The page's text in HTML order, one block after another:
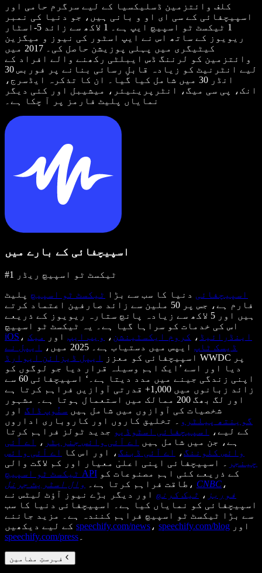
کلف وائتزمین ڈسلیکسیا کے لیے سرگرم حامی اور
اسپیچفائی کے سی ای او و بانی ہیں، جو دنیا کی نمبر
1 ٹیکسٹ ٹو اسپیچ ایپ ہے۔ 1 لاکھ سے زائد 5-اسٹار
ریویوز کے ساتھ اس نے ایپ اسٹور کی نیوز و میگزین
کیٹیگری میں پہلی پوزیشن حاصل کی۔ 2017 میں
وائتزمین کو لرننگ ڈس ایبلٹی رکھنے والے افراد کے
لیے انٹرنیٹ کو زیادہ قابلِ رسائی بنانے پر فوربس 30
انڈر 30 میں شامل کیا گیا۔ ان کا تذکرہ ایڈسرج،
انک، پی سی میگ، انٹرپرینیئر، میشیبل اور کئی دیگر
نمایاں پلیٹ فارمز پر آ چکا ہے۔
اسپیچفائی کے بارے میں
#1 ٹیکسٹ ٹو اسپیچ ریڈر
اسپیچفائی دنیا کا سب سے بڑا ٹیکسٹ ٹو اسپیچ پلیٹ
فارم ہے، جس پر 50 ملین سے زائد صارفین اعتماد کرتے
ہیں اور 5 لاکھ سے زیادہ پانچ ستارہ ریویوز کے ذریعے
اس کی خدمات کو سراہا گیا ہے۔ یہ ٹیکسٹ ٹو اسپیچ
iOS ، اینڈرائیڈ ، کروم ایکسٹینشن ، ویب ایپ اور
میک
ڈیسک ٹاپ ایپس میں دستیاب ہے۔ 2025 میں،
ایپل نے
اسپیچفائی کو معزز
ایپل ڈیزائن ایوارڈ
WWDC پر
دیا اور اسے ’ایک اہم وسیلہ قرار دیا جو لوگوں کو
اپنی زندگی جینے میں مدد دیتا ہے۔‘ اسپیچفائی 60 سے
زائد زبانوں میں 1,000+ قدرتی آوازیں فراہم کرتا ہے
اور لگ بھگ 200 ممالک میں استعمال ہوتا ہے۔ مشہور
شخصیات کی آوازوں میں شامل ہیں سنُوپ ڈاگ اور
گوینتھ پیلٹرو
۔ تخلیق کاروں اور کاروباری اداروں
کے لیے،
اسپیچفائی اسٹوڈیو جدید ٹولز فراہم کرتا
ہے، جن میں شامل ہیں اے آئی وائس جنریٹر ،
اے آئی
وائس کلوننگ، اے آئی ڈبنگ، اور اس کا
اے آئی وائس
چینجر
۔ اسپیچفائی اپنی اعلیٰ معیار اور کم لاگت والی
ٹیکسٹ ٹو اسپیچ API
طاقت فراہم کرتا ہے۔
وال اسٹریٹ جرنل ، CNBC ،
فوربز ، ٹیک کرنچ اور دیگر بڑے نیوز آؤٹ لیٹس نے
اسپیچفائی کو نمایاں کیا ہے۔ اسپیچفائی دنیا کا سب
سے بڑا ٹیکسٹ ٹو اسپیچ فراہم کنندہ ہے۔ مزید جاننے
speechify.com/news ، speechify.com/blog اور
speechify.com/press
فہرستِ مضامین